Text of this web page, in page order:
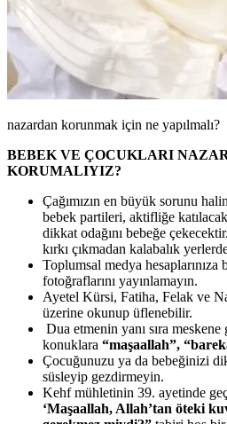
nazardan korunmak için ne yapılmalı?
BEBEK VE ÇOCUKLARI
KORUMALIYIZ?
Çağımızın en büyük sorunu
bebek partileri, aktifliğe
dikkat odağını bebeğe
kırkı çıkmadan kalabalık
Toplumsal medya hesaplarınıza
fotoğraflarını yayınlamayın.
Ayetel Kürsi, Fatiha, Felak ve
üzerine okunup üflenebilir.
Dua etmenin yanı sıra meskene
konuklara “maşaallah”,
Çocuğunuzu ya da bebeğinizi
süsleyip gezdirmeyin.
Kehf mühletinin 39. ayetinde
‘Maşaallah, Allah’tan öteki